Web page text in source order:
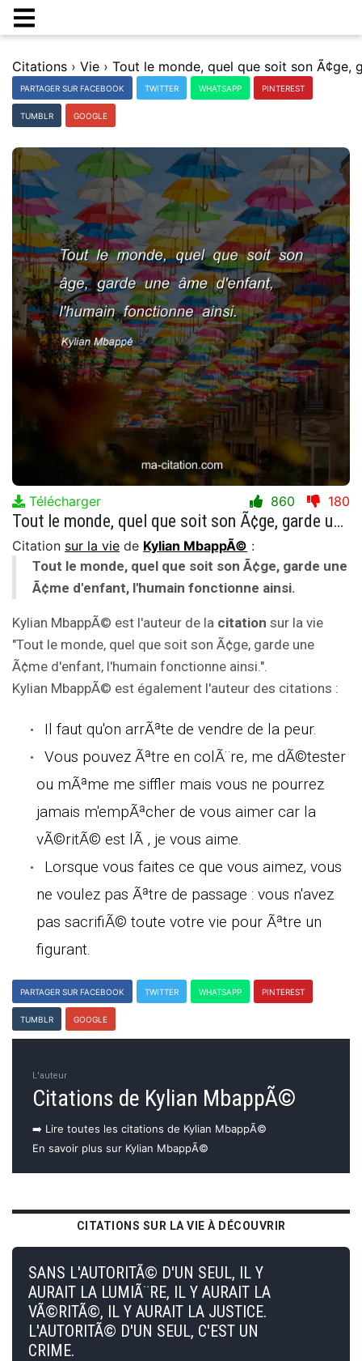
Citations › Vie ›
PARTAGER SUR FACEBOOK TWITTER WHATSAPP PINTEREST
TUMBLR GOOGLE
Télécharger 860 180
Tout le monde, quel que soit son Ã¢ge, garde une Ã¢me d'enfant, l'humain fonctionne ainsi.
Citation sur la vie de Kylian MbappÃ© :
Tout le monde, quel que soit son Ã¢ge, garde une
Ã¢me d'enfant, l'humain fonctionne ainsi.
Kylian MbappÃ© est l'auteur de la citation sur la vie
"Tout le monde, quel que soit son Ã¢ge, garde une
Ã¢me d'enfant, l'humain fonctionne ainsi.".
Kylian MbappÃ© est également l'auteur des citations :
Il faut qu'on arrÃªte de vendre de la peur.
Vous pouvez Ãªtre en colÃ¨re, me dÃ©tester
ou mÃªme me siffler mais vous ne pourrez
jamais m'empÃªcher de vous aimer car la
vÃ©ritÃ© est lÃ , je vous aime.
Lorsque vous faites ce que vous aimez, vous
ne voulez pas Ãªtre de passage : vous n'avez
pas sacrifiÃ© toute votre vie pour Ãªtre un
figurant.
PARTAGER SUR FACEBOOK TWITTER WHATSAPP PINTEREST
TUMBLR GOOGLE
L'auteur
Citations de Kylian MbappÃ©
➡️ Lire toutes les citations de Kylian MbappÃ©
En savoir plus sur Kylian MbappÃ©
CITATIONS SUR LA VIE À DÉCOUVRIR
SANS L'AUTORITÃ© D'UN SEUL, IL Y
AURAIT LA LUMIÃ¨RE, IL Y AURAIT LA
VÃ©RITÃ©, IL Y AURAIT LA JUSTICE.
L'AUTORITÃ© D'UN SEUL, C'EST UN
CRIME.